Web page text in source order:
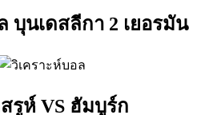
บุนเดสลีกา 2 เยอรมัน
รูห์ VS ฮัมบูร์ก